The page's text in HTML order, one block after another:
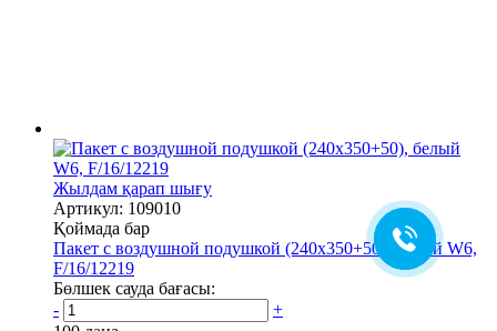
Жылдам қарап шығу
Артикул: 109010
Қоймада бар
Пакет с воздушной подушкой (240х350+50), белый W6,
F/16/12219
Бөлшек сауда бағасы:
-
+